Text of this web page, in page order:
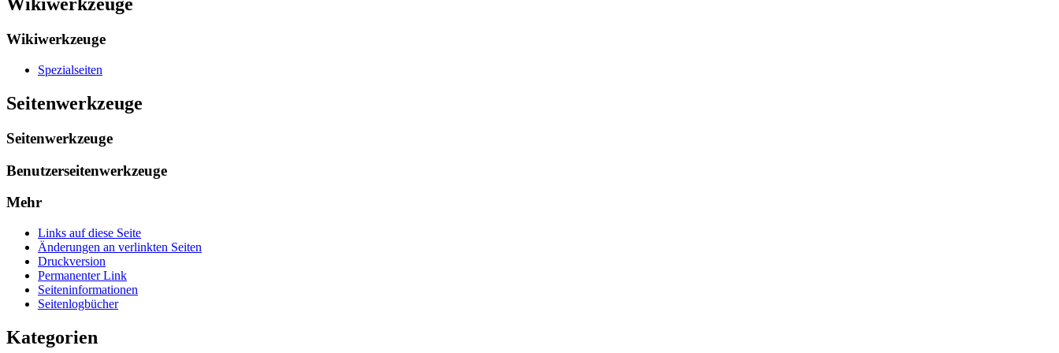
Wikiwerkzeuge
Wikiwerkzeuge
Spezialseiten
Seitenwerkzeuge
Seitenwerkzeuge
Benutzerseitenwerkzeuge
Mehr
Links auf diese Seite
Änderungen an verlinkten Seiten
Druckversion
Permanenter Link
Seiten­­informationen
Seitenlogbücher
Kategorien